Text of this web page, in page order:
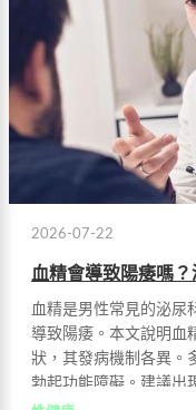
2026-07-22
血精會導致陽痿嗎
血精是男性常見的泌尿
導致陽痿。本文說明血
狀，其發病機制各異。
勃起功能障礙。建議出